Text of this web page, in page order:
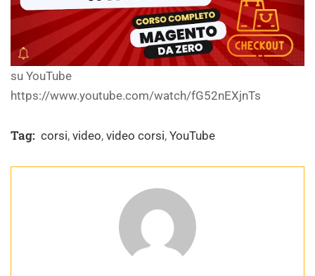
su YouTube
https://www.youtube.com/watch/fG52nEXjnTs
Tag: corsi, video, video corsi, YouTube